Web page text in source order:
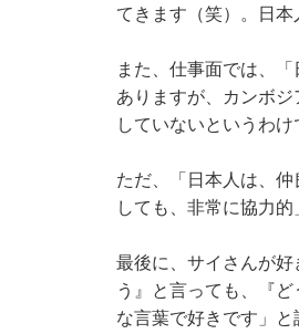
てきます（笑）。日
また、仕事面では、
ありますが、カンボ
していないというわ
ただ、「日本人は、
しても、非常に協力的
最後に、サイさんが
う』と言っても、『
な言葉で好きです」と